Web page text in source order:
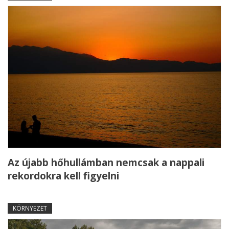
Az újabb hőhullámban nemcsak a nappali
rekordokra kell figyelni
KÖRNYEZET